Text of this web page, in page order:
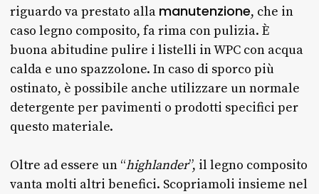
riguardo va prestato alla manutenzione, che in
caso legno composito, fa rima con pulizia. È
buona abitudine pulire i listelli in WPC con acqua
calda e uno spazzolone. In caso di sporco più
ostinato, è possibile anche utilizzare un normale
detergente per pavimenti o prodotti specifici per
questo materiale.
Oltre ad essere un “highlander”, il legno composito
vanta molti altri benefici. Scopriamoli insieme nel